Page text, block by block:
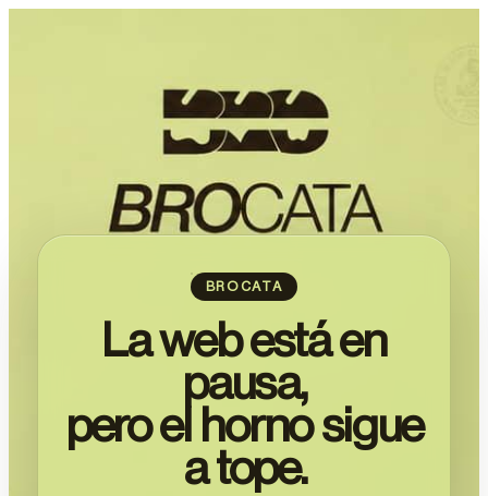
BROCATA
La web está en
pausa,
pero el horno sigue
a tope.